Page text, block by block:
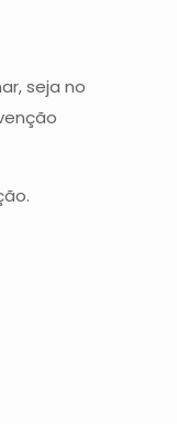
seja no